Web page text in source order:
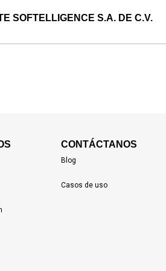
SOFTELLIGENCE S.A. DE C.V.
CONTÁCTANOS
Blog
Casos de uso